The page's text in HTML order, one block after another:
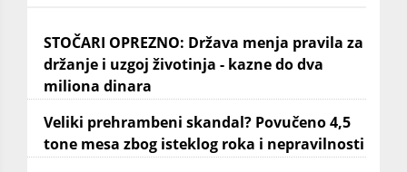
STOČARI OPREZNO: Država menja pravila za
držanje i uzgoj životinja - kazne do dva
miliona dinara
Veliki prehrambeni skandal? Povučeno 4,5
tone mesa zbog isteklog roka i nepravilnosti